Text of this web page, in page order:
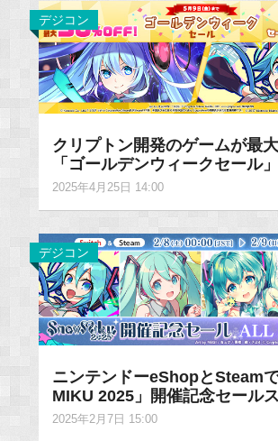
デジコン
クリプトン開発のゲームが最
「ゴールデンウィークセール
2025年4月25日 14:00
デジコン
ニンテンドーeShopとSteam
MIKU 2025」開催記念セール
2025年2月7日 15:00